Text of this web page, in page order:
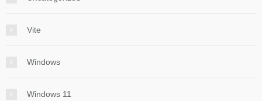
Vite
Windows
Windows 11